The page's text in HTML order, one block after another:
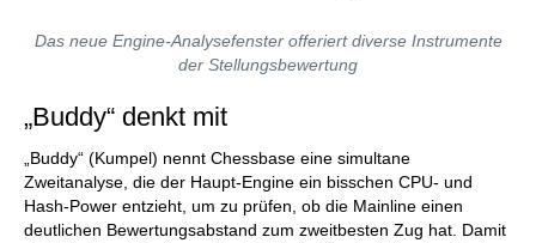
Das neue Engine-Analysefenster offeriert diverse Instrumente
der Stellungsbewertung
„Buddy“ denkt mit
„Buddy“ (Kumpel) nennt Chessbase eine simultane
Zweitanalyse, die der Haupt-Engine ein bisschen CPU- und
Hash-Power entzieht, um zu prüfen, ob die Mainline einen
deutlichen Bewertungsabstand zum zweitbesten Zug hat. Damit